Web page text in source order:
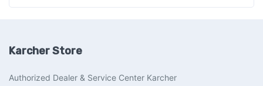
Karcher Store
Authorized Dealer & Service Center Karcher